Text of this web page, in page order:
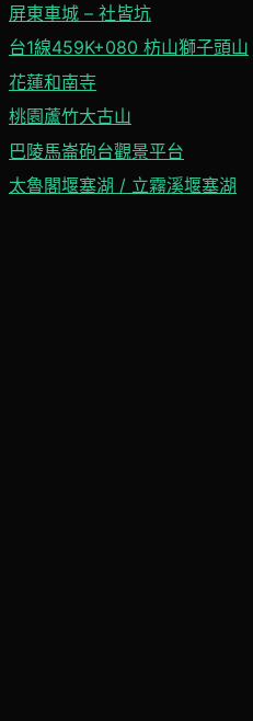
屏東車城 – 社皆坑
台1線459K+080 枋山獅子頭山
花蓮和南寺
桃園蘆竹大古山
巴陵馬崙砲台觀景平台
太魯閣堰塞湖 / 立霧溪堰塞湖